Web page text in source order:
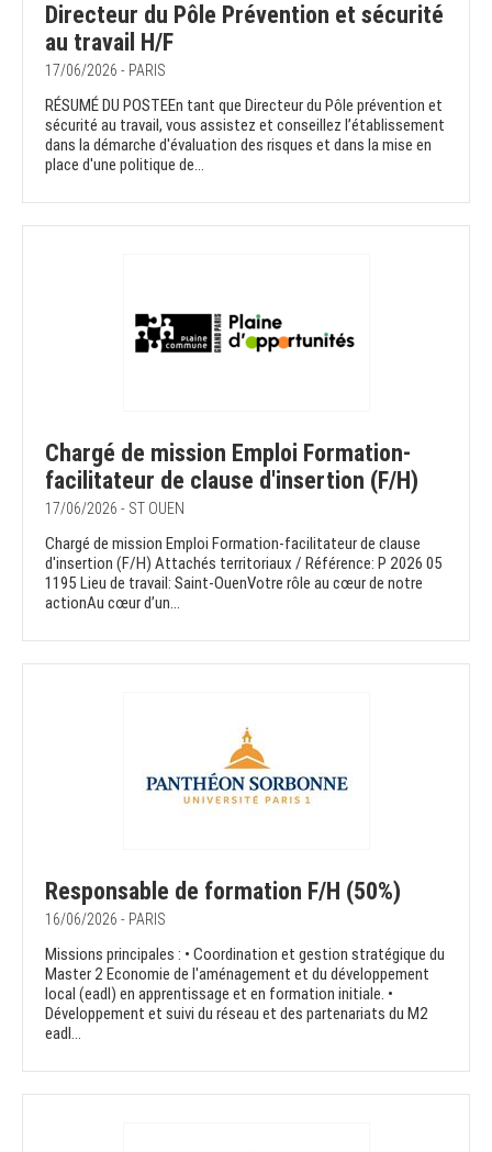
Directeur du Pôle Prévention et sécurité
au travail H/F
17/06/2026 - PARIS
RÉSUMÉ DU POSTEEn tant que Directeur du Pôle prévention et
sécurité au travail, vous assistez et conseillez l’établissement
dans la démarche d'évaluation des risques et dans la mise en
place d'une politique de...
Chargé de mission Emploi Formation-
facilitateur de clause d'insertion (F/H)
17/06/2026 - ST OUEN
Chargé de mission Emploi Formation-facilitateur de clause
d'insertion (F/H) Attachés territoriaux / Référence: P 2026 05
1195 Lieu de travail: Saint-OuenVotre rôle au cœur de notre
actionAu cœur d’un...
Responsable de formation F/H (50%)
16/06/2026 - PARIS
Missions principales : • Coordination et gestion stratégique du
Master 2 Economie de l'aménagement et du développement
local (eadl) en apprentissage et en formation initiale. •
Développement et suivi du réseau et des partenariats du M2
eadl...